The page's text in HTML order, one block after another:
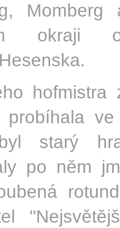
okraji
hofmistra
probíhala
starý
po něm